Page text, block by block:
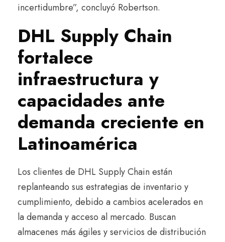
incertidumbre”, concluyó Robertson.
DHL Supply Chain
fortalece
infraestructura y
capacidades ante
demanda creciente en
Latinoamérica
Los clientes de DHL Supply Chain están
replanteando sus estrategias de inventario y
cumplimiento, debido a cambios acelerados en
la demanda y acceso al mercado. Buscan
almacenes más ágiles y servicios de distribución